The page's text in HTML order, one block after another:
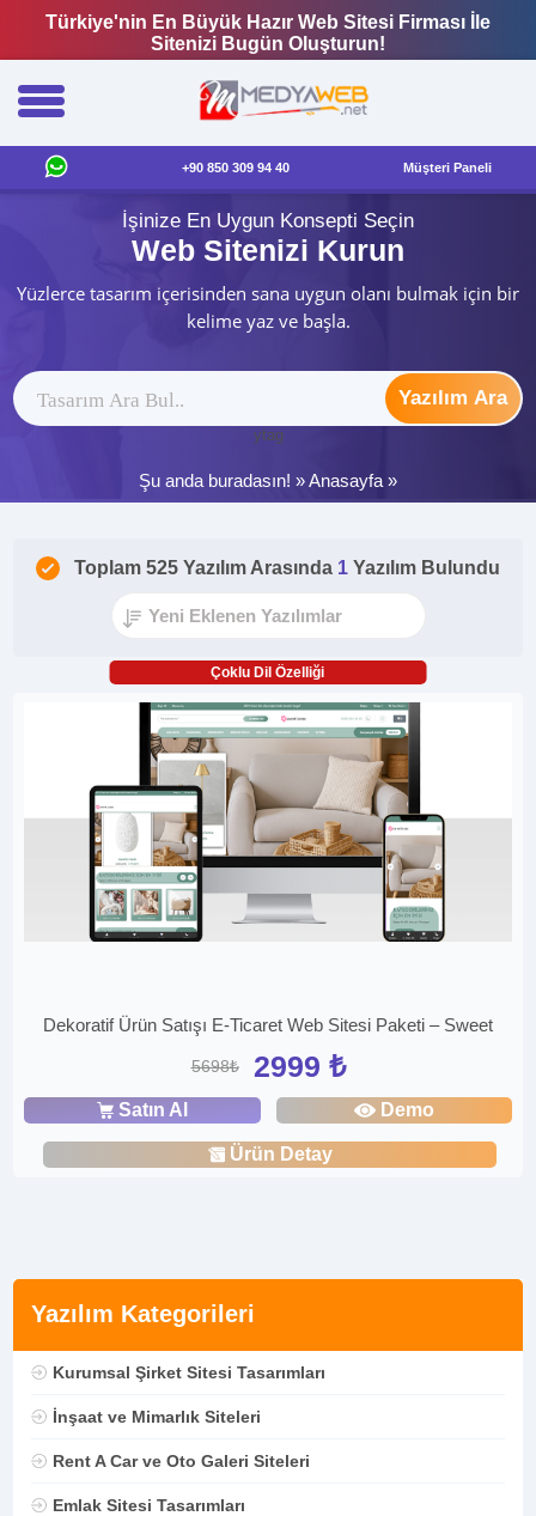
Türkiye'nin En Büyük Hazır Web Sitesi Firması İle
Sitenizi Bugün Oluşturun!
+90 850 309 94 40 Müşteri Paneli
İşinize En Uygun Konsepti Seçin
Web Sitenizi Kurun
Yüzlerce tasarım içerisinden sana uygun olanı bulmak için bir
kelime yaz ve başla.
Yazılım Ara
ytag
Şu anda buradasın! »Anasayfa »
Yazılım Kategorileri
Kurumsal Şirket Sitesi Tasarımları
İnşaat ve Mimarlık Siteleri
Rent A Car ve Oto Galeri Siteleri
Emlak Sitesi Tasarımları
Toplam 525 Yazılım Arasında 1 Yazılım Bulundu
Çoklu Dil Özelliği
Dekoratif Ürün Satışı E-Ticaret Web Sitesi Paketi – Sweet
5698₺ 2999 ₺
Satın Al Demo
Ürün Detay